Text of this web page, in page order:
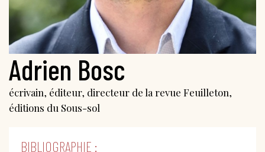
Adrien Bosc
écrivain, éditeur, directeur de la revue Feuilleton,
éditions du Sous-sol
BIBLIOGRAPHIE :